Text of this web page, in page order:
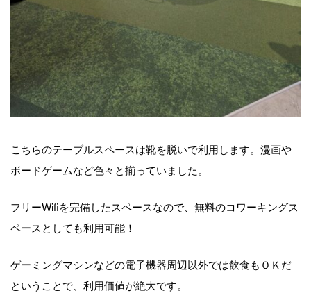
こちらのテーブルスペースは靴を脱いで利用します。漫画や
ボードゲームなど色々と揃っていました。
フリーWifiを完備したスペースなので、無料のコワーキングス
ペースとしても利用可能！
ゲーミングマシンなどの電子機器周辺以外では飲食もＯＫだ
ということで、利用価値が絶大です。